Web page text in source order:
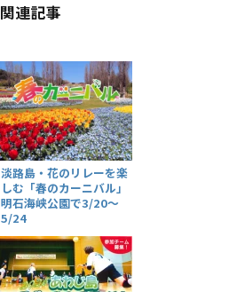
関連記事
淡路島・花のリレーを楽
しむ「春のカーニバル」
明石海峡公園で3/20～
5/24